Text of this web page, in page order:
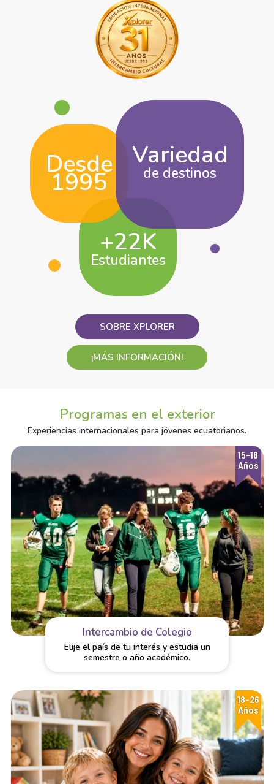
Desde
1995
Variedad
de destinos
+22K
Estudiantes
SOBRE XPLORER
¡MÁS INFORMACIÓN!
Programas en el exterior
Experiencias internacionales para jóvenes ecuatorianos.
15-18
Años
Intercambio de Colegio
Elije el país de tu interés y estudia un
semestre o año académico.
18-26
Años